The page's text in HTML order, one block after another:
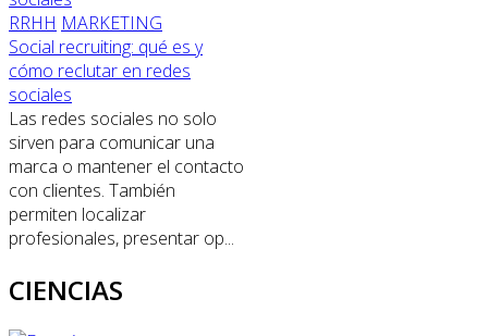
RRHH MARKETING
Social recruiting: qué es y
cómo reclutar en redes
sociales
Las redes sociales no solo
sirven para comunicar una
marca o mantener el contacto
con clientes. También
permiten localizar
profesionales, presentar op...
CIENCIAS